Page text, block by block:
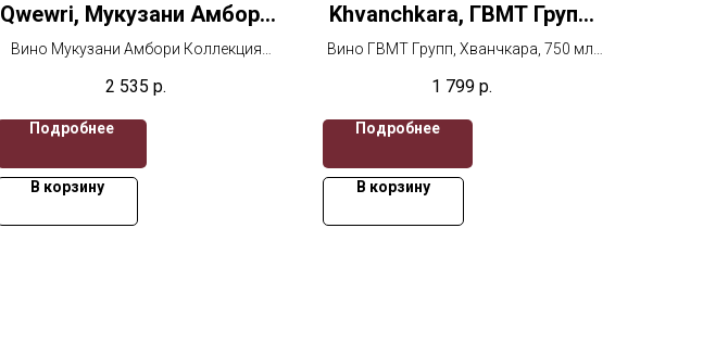
Qwewri, Мукузани Амбори
Коллекция Квеври
Вино Мукузани Амбори Коллекция
2 535 р.
Подробнее
В корзину
Khvanchkara, ГВМТ Групп,
Хванчкара
Вино ГВМТ Групп, Хванчкара, 750 мл,
1 799 р.
Подробнее
В корзину